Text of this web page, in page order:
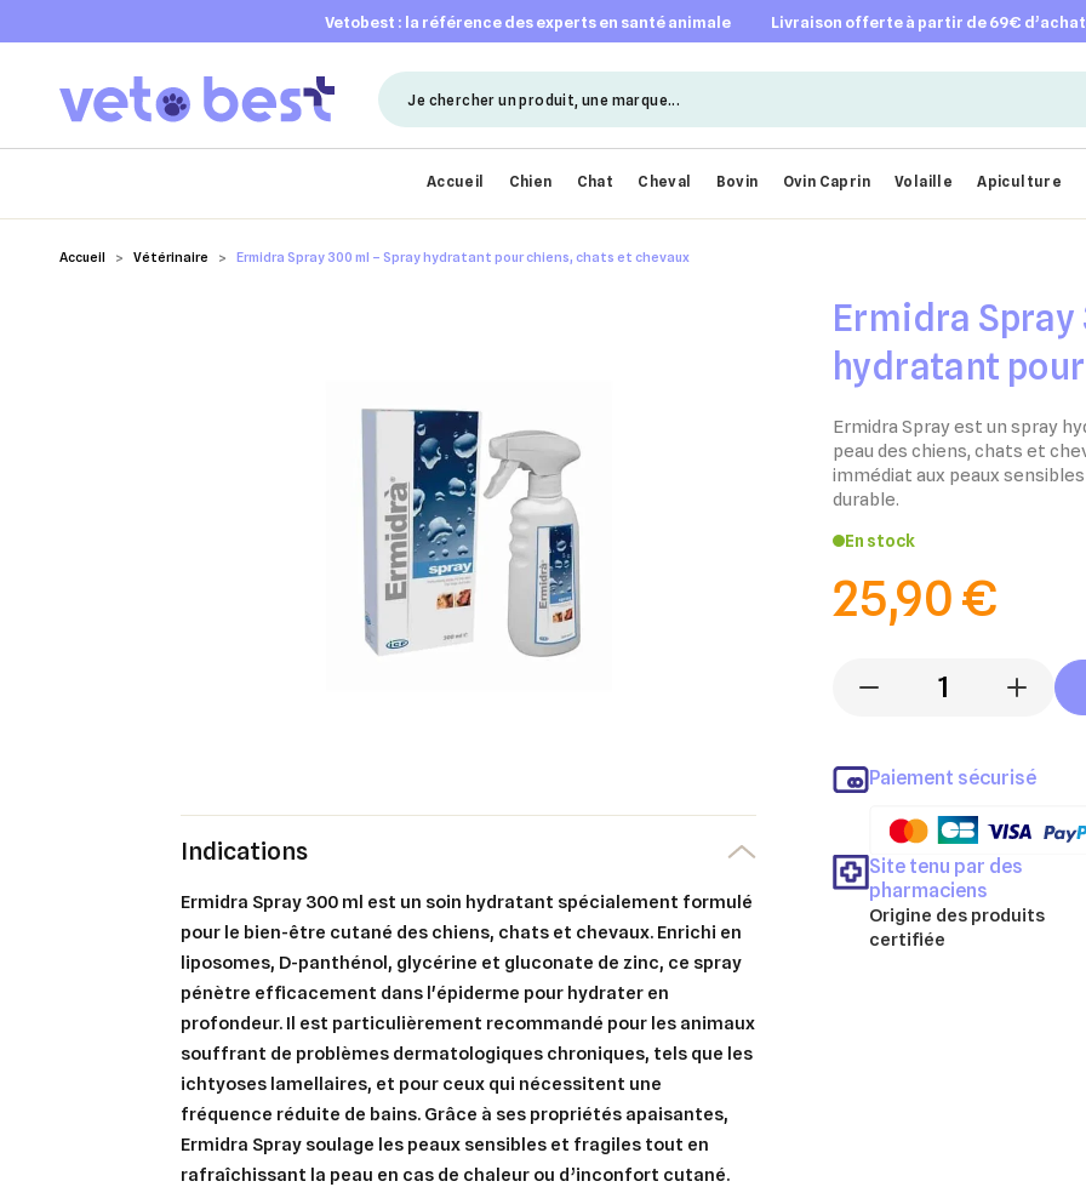
vetobest : la référence des experts en santé animale livraison offerte à partir de 69€
Accueil Chien Chat Cheval Bovin Ovin Caprin Volaille Apiculture
Accueil Vétérinaire Ermidra Spray 300 ml – Spray hydratant pour chiens, chats et chevaux
Ermidra Spray
hydratant
chevaux
Ermidra Spray est un spray
peau des chiens, chats et
immédiat aux peaux
durable.
En stock
25,90 €
- +
Paiement sécurisé
Site tenu par des
pharmaciens
Origine des produits
certifiée
Indications
Ermidra Spray 300 ml est un soin hydratant spécialement formulé
pour le bien-être cutané des chiens, chats et chevaux. Enrichi en
liposomes, D-panthénol, glycérine et gluconate de zinc, ce spray
pénètre efficacement dans l'épiderme pour hydrater en
profondeur. Il est particulièrement recommandé pour les animaux
souffrant de problèmes dermatologiques chroniques, tels que les
ichtyoses lamellaires, et pour ceux qui nécessitent une
fréquence réduite de bains. Grâce à ses propriétés apaisantes,
Ermidra Spray soulage les peaux sensibles et fragiles tout en
rafraîchissant la peau en cas de chaleur ou d’inconfort cutané.